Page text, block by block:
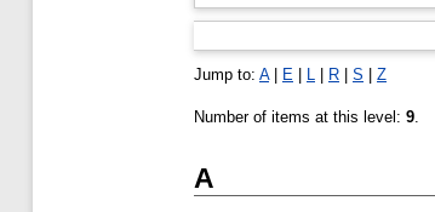
Jump to: A| E | L | R | S | Z
Number of items at this level: 9
A